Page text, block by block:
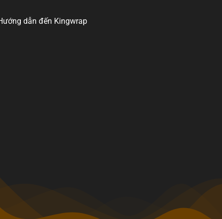
dẫn đến Kingwrap